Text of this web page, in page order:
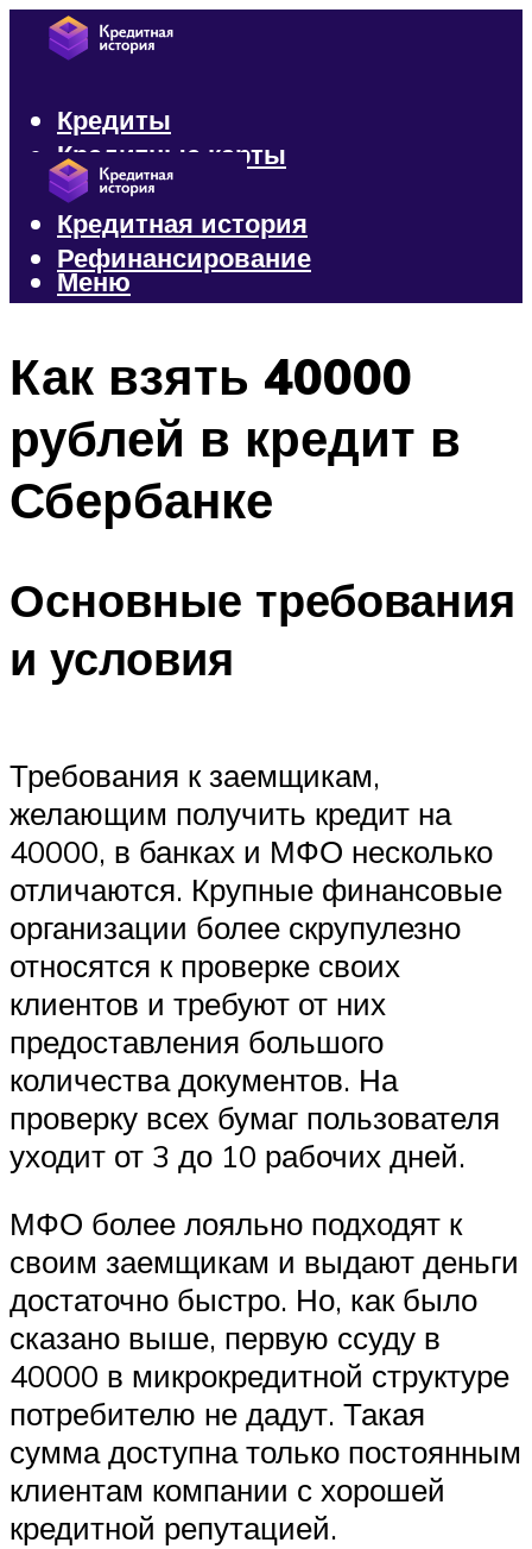
Кредиты
Кредитные карты
Микрозаймы
Кредитная история
Рефинансирование
Меню
Как взять 40000
рублей в кредит в
Сбербанке
Основные требования
и условия
Требования к заемщикам,
желающим получить кредит на
40000, в банках и МФО несколько
отличаются. Крупные финансовые
организации более скрупулезно
относятся к проверке своих
клиентов и требуют от них
предоставления большого
количества документов. На
проверку всех бумаг пользователя
уходит от 3 до 10 рабочих дней.
МФО более лояльно подходят к
своим заемщикам и выдают деньги
достаточно быстро. Но, как было
сказано выше, первую ссуду в
40000 в микрокредитной структуре
потребителю не дадут. Такая
сумма доступна только постоянным
клиентам компании с хорошей
кредитной репутацией.